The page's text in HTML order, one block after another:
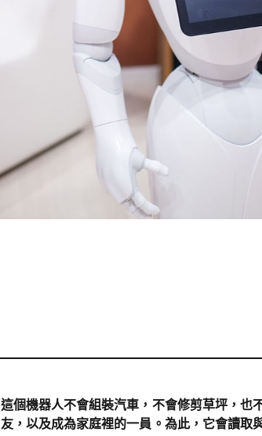
這個機器人不會組裝汽車，不會修剪草坪，也
友，以及成為家庭裡的一員。為此，它會讀取